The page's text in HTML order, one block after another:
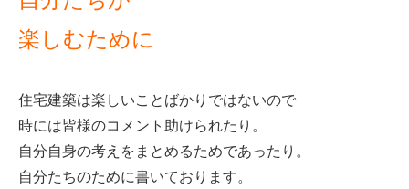
楽しむために
住宅建築は楽しいことばかりではないので
時には皆様のコメント助けられたり。
自分自身の考えをまとめるためであったり。
自分たちのために書いております。